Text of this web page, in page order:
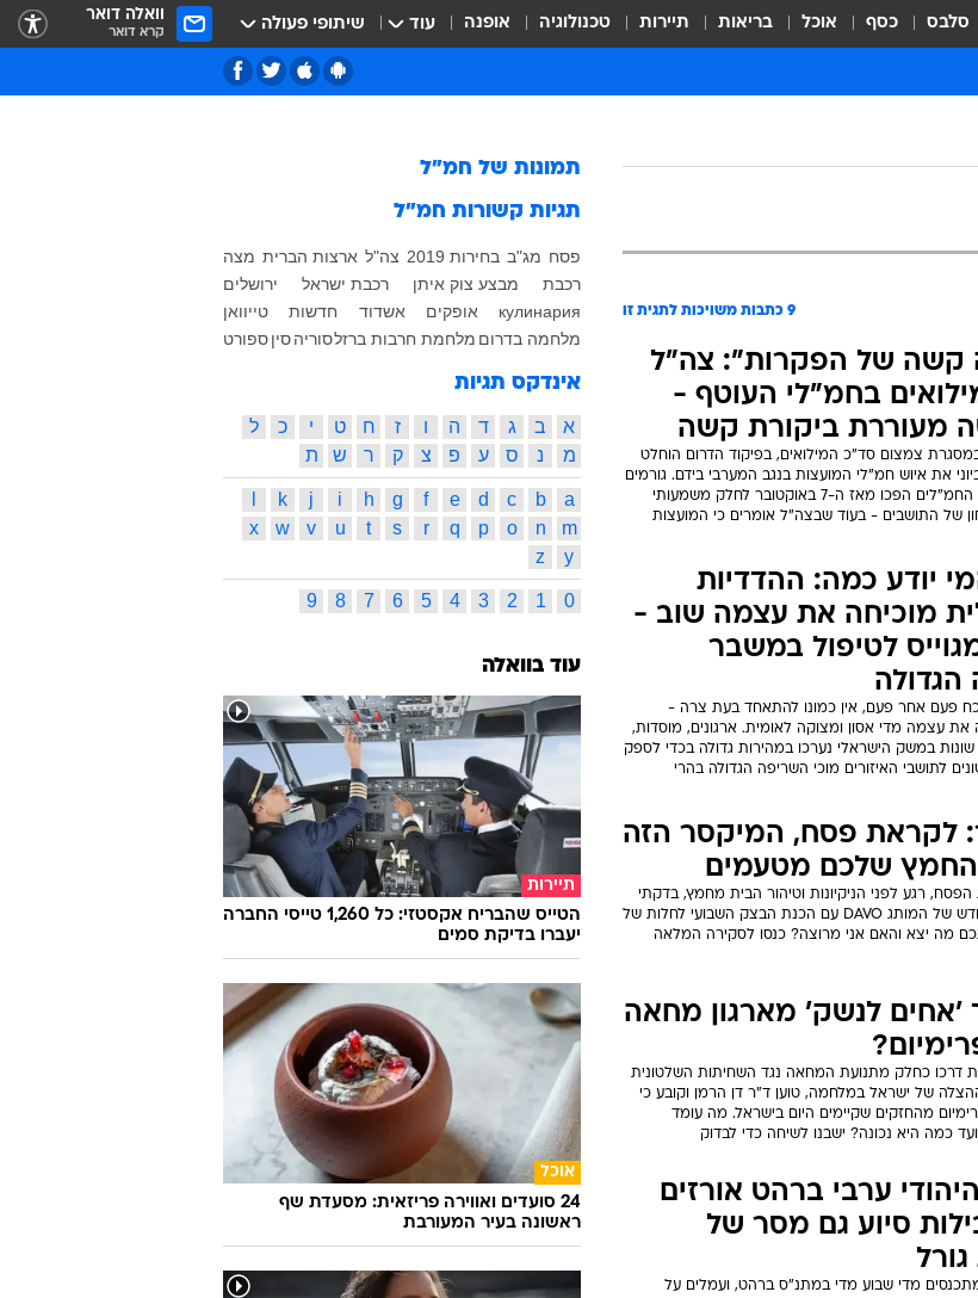
סלבס כסף אוכל בריאות תיירות טכנולוגיה אופנה עוד שיתופי פעולה וואלה דואר
קרא דואר
9 כתבות משויכות לתגית זו
קשה של הפקרות": צה"ל
בחמ"לי העוטף -
מעוררת ביקורת קשה
במסגרת צמצום סד"כ המילואים, בפיקוד הדרום הוחלט
מ-30 ביוני את איוש חמ"לי המועצות בנגב המערבי בידם. גורמים
באזור טוענים כי החמ"לים הפכו מאז ה-7 באוקטובר לחלק משמעותי
של התושבים - בעוד שבצה"ל אומרים כי המועצות
יודע כמה: ההדדיות
מוכיחה את עצמה שוב -
לטיפול במשבר
הגדולה
פעם אחר פעם, אין כמונו להתאחד בעת צרה -
את עצמה מדי אסון ומצוקה לאומית. ארגונים, מוסדות,
במשק הישראלי נערכו במהירות גדולה בכדי לספק
לתושבי האיזורים מוכי השריפה הגדולה בהרי
לקראת פסח, המיקסר הזה
שלכם מטעמים
הפסח, רגע לפני הניקיונות וטיהור הבית מחמץ, בדקתי
את המיקסר החדש של המותג DAVO עם הכנת הבצק השבועי לחלות של
מה יצא והאם אני מרוצה? כנסו לסקירה המלאה
'אחים לנשק' מארגון מחאה
דרכו כחלק מתנועת המחאה נגד השחיתות השלטונית
של ישראל במלחמה, טוען ד"ר דן הרמן וקובע כי
מהחזקים שקיימים היום בישראל. מה עומד
כמה היא נכונה? ישבנו לשיחה כדי לבדוק
ערבי ברהט אורזים
סיוע גם מסר של
מדי שבוע מדי במתנ"ס ברהט, ועמלים על
תמונות של חמ"ל
תגיות קשורות חמ"ל
פסח מג"ב בחירות 2019 צה"ל ארצות הברית מצה
רכבת
מבצע צוק איתן רכבת ישראל
ירושלים
кулинария
אופקים אשדוד חדשות
טייוואן
מלחמה בדרום מלחמת חרבות ברזלסוריה סיןספורט
אינדקס תגיות
א ב ג ד ה ו ז ח ט י כ
ל
מ
נ ס ע פ צ ק ר ש ת
a
b
c
d
e
f
g
h
i
j
k
m
n
o
p
q
r
s
t
u
v
w
x
y
z
0
1
2
3
4
5
6
7
8
9
עוד בוואלה
תיירות
הטייס שהבריח אקסטזי: כל 1,260 טייסי החברה
יעברו בדיקת סמים
אוכל
24 סועדים ואווירה פריזאית: מסעדת שף
ראשונה בעיר המעורבת